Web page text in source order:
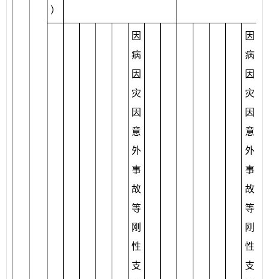
）
因
病
因
灾
因
意
外
事
故
等
刚
性
支
因
病
因
灾
因
意
外
事
故
等
刚
性
支